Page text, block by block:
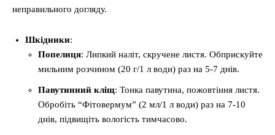
неправильного догляду.
Шкідники:
Попелиця: Липкий наліт, скручене листя. Обприскуйте
мильним розчином (20 г/1 л води) раз на 5-7 днів.
Павутинний кліщ: Тонка павутина, пожовтіння листя.
Обробіть “Фітовермум” (2 мл/1 л води) раз на 7-10
днів, підвищіть вологість тимчасово.